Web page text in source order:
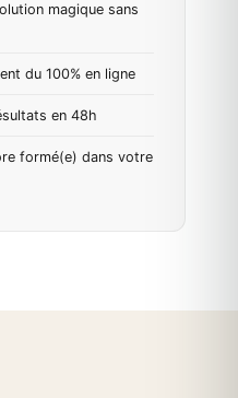
magique sans
du 100% en ligne
en 48h
formé(e) dans votre